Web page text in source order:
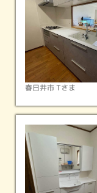
春日井市 Tさま